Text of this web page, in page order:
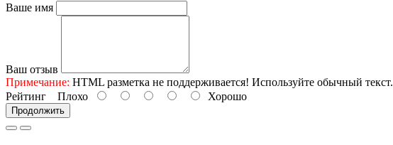
Ваше имя
Ваш отзыв
Примечание: HTML разметка не поддерживается! Используйте обычный текст.
Рейтинг Плохо Хорошо
Продолжить